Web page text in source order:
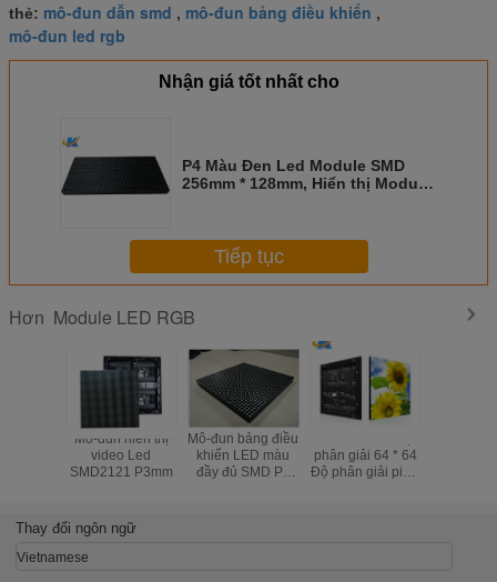
thẻ: mô-đun dẫn smd , mô-đun bảng điều khiển ,
mô-đun led rgb
Nhận giá tốt nhất cho
P4 Màu Đen Led Module SMD
256mm * 128mm, Hiển thị Module
Tiếp tục
Hơn Module LED RGB
Mô-đun hiển thị
video Led
SMD2121 P3mm
Mô-đun bảng điều
khiển LED màu
đầy đủ SMD P6
phân giải 64 * 64
Độ phân giải pixel
Thay đổi ngôn ngữ
Vietnamese